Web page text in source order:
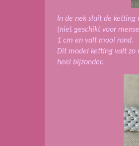
In de nek sluit de ketting
(niet geschikt voor
1 cm en valt mooi rond.
Dit model ketting valt zo
heel bijzonder.